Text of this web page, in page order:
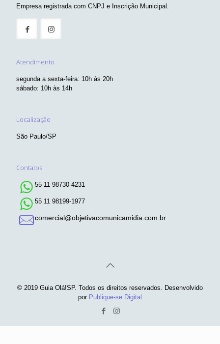
Empresa registrada com CNPJ e Inscrição Municipal.
Atendimento
segunda a sexta-feira: 10h às 20h
sábado: 10h às 14h
Localização
São Paulo/SP
Contatos
55 11 98730-4231
55 11 98199-1977
comercial@objetivacomunicamidia.com.br
© 2019 Guia Olá!SP. Todos os direitos reservados. Desenvolvido
por Publique-se Digital